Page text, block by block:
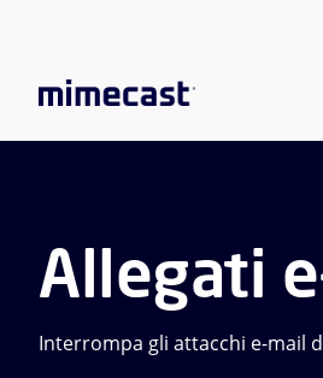
Allegati
Interrompa gli attacchi e-mail